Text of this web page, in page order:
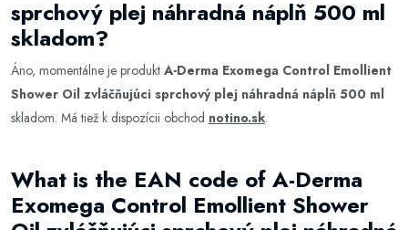
sprchový plej náhradná náplň 500 ml
skladom?
Áno, momentálne je produkt A-Derma Exomega Control Emollient
Shower Oil zvláčňujúci sprchový plej náhradná náplň 500 ml
skladom. Má tiež k dispozícii obchod notino.sk.
What is the EAN code of A-Derma
Exomega Control Emollient Shower